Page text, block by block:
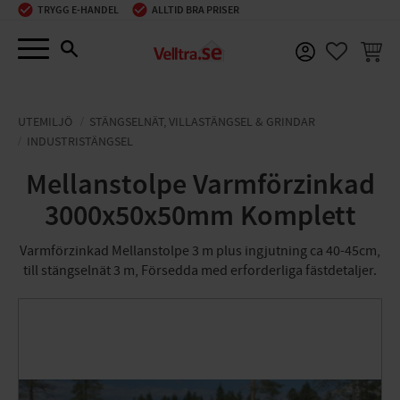
Meny
TRYGG E-HANDEL ALLTID BRA PRISER
UTEMILJÖ
STÄNGSELNÄT, VILLASTÄNGSEL & GRINDAR
INDUSTRISTÄNGSEL
Mellanstolpe Varmförzinkad
3000x50x50mm Komplett
Varmförzinkad Mellanstolpe 3 m plus ingjutning ca 40-45cm,
till stängselnät 3 m, Försedda med erforderliga fästdetaljer.